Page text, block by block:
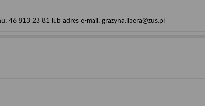
46 813 23 81 lub adres e-mail: grazyna.libera@zus.pl